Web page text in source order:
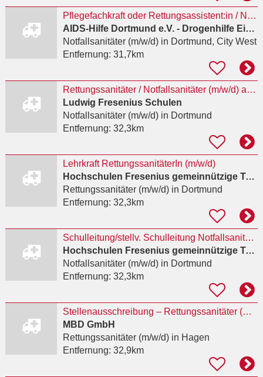
Pflegefachkraft oder Rettungsassistent:in / Notfallsanitäter:in (m/w/d) für Teamleitung
AIDS-Hilfe Dortmund e.V. - Drogenhilfe Einrichtung Kick
Notfallsanitäter (m/w/d)in Dortmund, City West
Entfernung: 31,7km
Rettungssanitäter / Notfallsanitäter (m/w/d) als Lehrkraft
Ludwig Fresenius Schulen
Notfallsanitäter (m/w/d)in Dortmund
Entfernung: 32,3km
Lehrkraft RettungssanitäterIn (m/w/d)
Hochschulen Fresenius gemeinnützige Trägerges. mbH
Rettungssanitäter (m/w/d)in Dortmund
Entfernung: 32,3km
Schulleitung/stellv. Schulleitung NotfallsanitäterIn mit Praxisanleiter(m/w/d)
Hochschulen Fresenius gemeinnützige Trägerges. mbH
Notfallsanitäter (m/w/d)in Dortmund
Entfernung: 32,3km
Stellenausschreibung – Rettungssanitäter (m/w/d) für den qualifizierten Krankentransport in
MBD GmbH
Rettungssanitäter (m/w/d)in Hagen
Entfernung: 32,9km